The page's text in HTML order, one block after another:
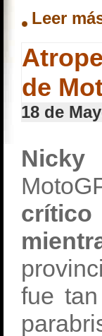
Leer
de
18 de
Nicky
fue